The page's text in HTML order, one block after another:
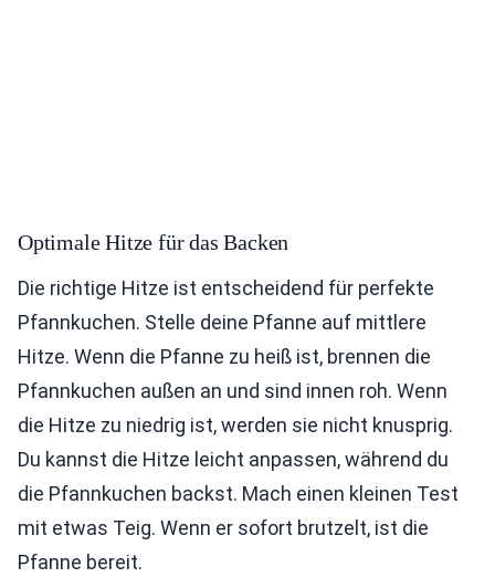
Optimale Hitze für das Backen
Die richtige Hitze ist entscheidend für perfekte
Pfannkuchen. Stelle deine Pfanne auf mittlere
Hitze. Wenn die Pfanne zu heiß ist, brennen die
Pfannkuchen außen an und sind innen roh. Wenn
die Hitze zu niedrig ist, werden sie nicht knusprig.
Du kannst die Hitze leicht anpassen, während du
die Pfannkuchen backst. Mach einen kleinen Test
mit etwas Teig. Wenn er sofort brutzelt, ist die
Pfanne bereit.